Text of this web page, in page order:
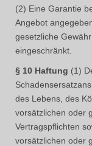
(2) Eine Garantie
Angebot
gesetzliche
eingeschränkt.
§ 10 Haftung (1)
des Lebens, des
vorsätzlichen oder
Vertragspflichten
vorsätzlichen oder